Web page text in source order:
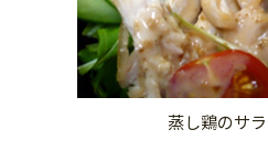
蒸し鶏のサ